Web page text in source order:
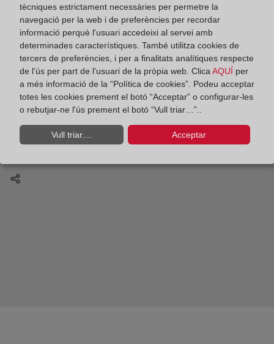
El formato electrónico único europeo
ESEF/FEUE. Por Luis Fernández del Pozo
Los años de la crisis de la vivienda
tècniques estrictament necessàries per permetre la
navegació per la web i de preferències per recordar
informació perquè l'usuari accedeixi al servei amb
determinades característiques. També utilitza cookies de
tercers de preferències, i per a finalitats analítiques respecte
de l'ús per part de l'usuari de la pròpia web. ClicaAQUÍ per
a més informació de la “Política de cookies”. Podeu acceptar
totes les cookies prement el botó “Acceptar” o configurar-les
o rebutjar-ne l'ús prement el botó “Vull triar…”..
Vull triar.... Acceptar